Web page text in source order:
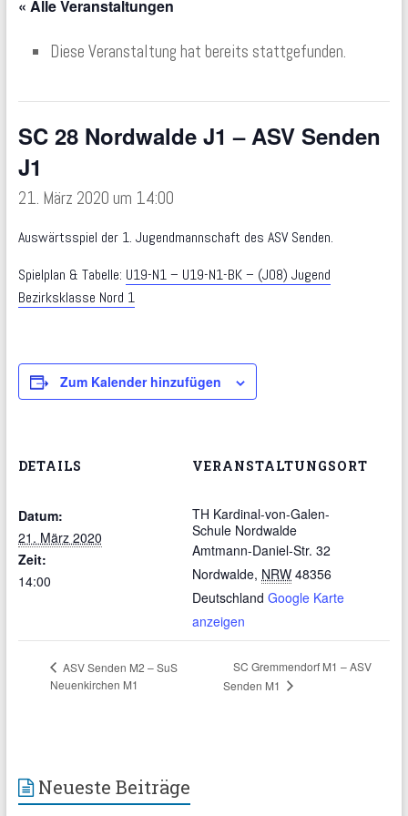
« Alle Veranstaltungen
Diese Veranstaltung hat bereits stattgefunden.
SC 28 Nordwalde J1 – ASV Senden
J1
21. März 2020 um 14:00
Auswärtsspiel der 1. Jugendmannschaft des ASV Senden.
Spielplan & Tabelle: U19-N1 – U19-N1-BK – (J08) Jugend
Bezirksklasse Nord 1
Zum Kalender hinzufügen
DETAILS
Datum:
21. März 2020
Zeit:
14:00
VERANSTALTUNGSORT
TH Kardinal-von-Galen-
Schule Nordwalde
Amtmann-Daniel-Str. 32
Nordwalde, NRW 48356
Deutschland Google Karte
anzeigen
ASV Senden M2 – SuS
Neuenkirchen M1
SC Gremmendorf M1 – ASV
Senden M1
Neueste Beiträge